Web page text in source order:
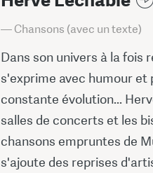
— Chansons (avec un texte)
Dans son univers à la fois
s'exprime avec humour et
constante évolution...
salles de concerts et les
chansons empruntes de
s'ajoute des reprises